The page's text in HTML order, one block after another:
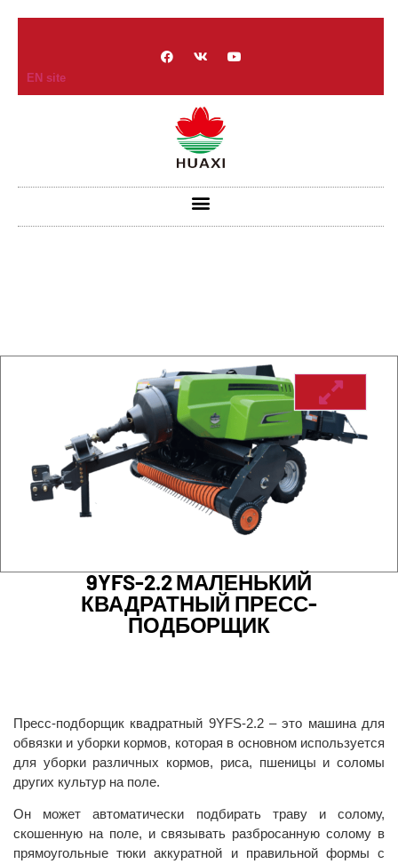
EN site
9YFS-2.2 МАЛЕНЬКИЙ
КВАДРАТНЫЙ ПРЕСС-
ПОДБОРЩИК
Пресс-подборщик квадратный 9YFS-2.2 – это машина для
обвязки и уборки кормов, которая в основном используется
для уборки различных кормов, риса, пшеницы и соломы
других культур на поле.
Он может автоматически подбирать траву и солому,
скошенную на поле, и связывать разбросанную солому в
прямоугольные тюки аккуратной и правильной формы с